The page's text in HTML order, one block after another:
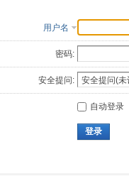
用户名
密码:
安全提问:
自动登录
登录